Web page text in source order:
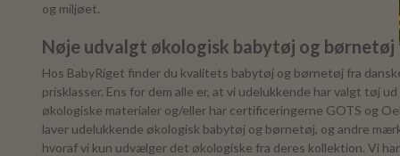
og miljøet.
Nøje udvalgt økologisk babytøj og
Hos BabyRiget finder du kvalitets babytøj og børnetøj fra
prisklasser. Ens for dem alle er, at vi udelukkende har valgt tøj
økologiske materialer og/eller har certificeringerne GOTS og
laver udelukkende økologisk babytøj og børnetøj, og andre
hvoraf vi kun udvælger det økologiske fra deres kollektion. Vi